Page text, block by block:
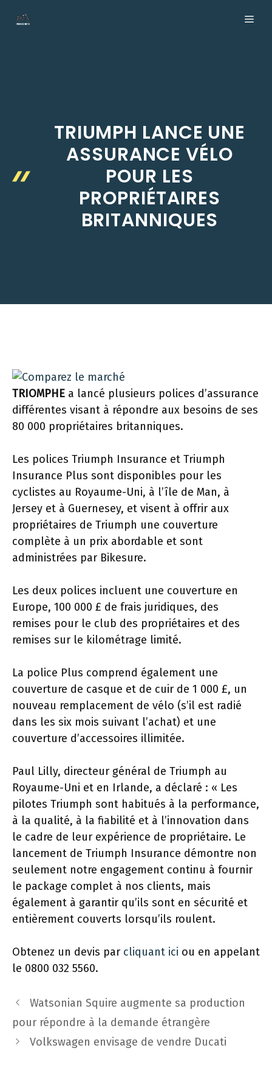
TRIUMPH LANCE UNE
ASSURANCE VÉLO
POUR LES
PROPRIÉTAIRES
BRITANNIQUES
TRIOMPHE a lancé plusieurs polices d’assurance
différentes visant à répondre aux besoins de ses
80 000 propriétaires britanniques.
Les polices Triumph Insurance et Triumph
Insurance Plus sont disponibles pour les
cyclistes au Royaume-Uni, à l’île de Man, à
Jersey et à Guernesey, et visent à offrir aux
propriétaires de Triumph une couverture
complète à un prix abordable et sont
administrées par Bikesure.
Les deux polices incluent une couverture en
Europe, 100 000 £ de frais juridiques, des
remises pour le club des propriétaires et des
remises sur le kilométrage limité.
La police Plus comprend également une
couverture de casque et de cuir de 1 000 £, un
nouveau remplacement de vélo (s’il est radié
dans les six mois suivant l’achat) et une
couverture d’accessoires illimitée.
Paul Lilly, directeur général de Triumph au
Royaume-Uni et en Irlande, a déclaré : « Les
pilotes Triumph sont habitués à la performance,
à la qualité, à la fiabilité et à l’innovation dans
le cadre de leur expérience de propriétaire. Le
lancement de Triumph Insurance démontre non
seulement notre engagement continu à fournir
le package complet à nos clients, mais
également à garantir qu’ils sont en sécurité et
entièrement couverts lorsqu’ils roulent.
Obtenez un devis par cliquant ici ou en appelant
le 0800 032 5560.
Navigation
des
Watsonian Squire augmente sa production
pour répondre à la demande étrangère
Volkswagen envisage de vendre Ducati